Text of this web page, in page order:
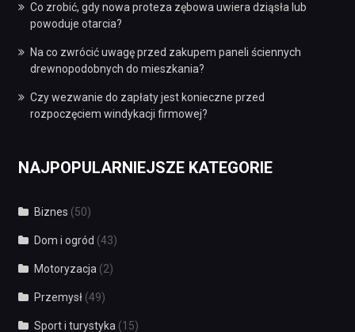
Co zrobić, gdy nowa proteza zębowa uwiera dziąsła lub
powoduje otarcia?
Na co zwrócić uwagę przed zakupem paneli ściennych
drewnopodobnych do mieszkania?
Czy wezwanie do zapłaty jest konieczne przed
rozpoczęciem windykacji firmowej?
NAJPOPULARNIEJSZE KATEGORIE
Biznes (50)
Dom i ogród (43)
Motoryzacja(2)
Przemysł(49)
Sport i turystyka(15)